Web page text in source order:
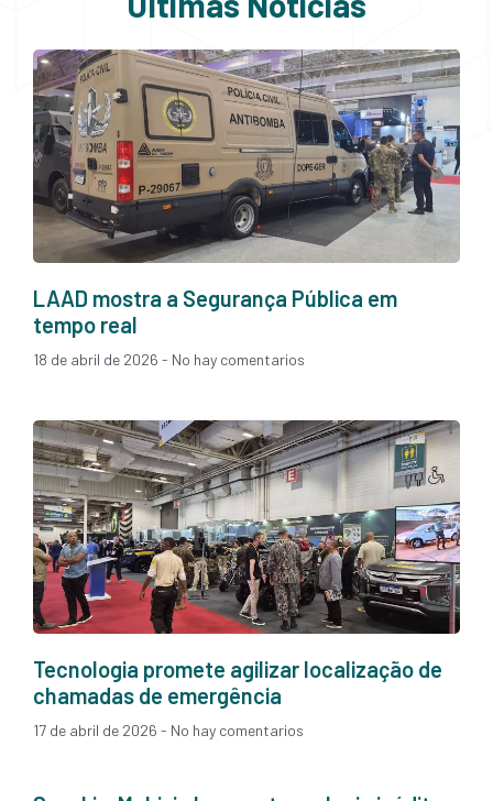
LAAD mostra a Segurança Pública em
tempo real
18 de abril de 2026 No hay comentarios
Tecnologia promete agilizar localização de
chamadas de emergência
17 de abril de 2026 No hay comentarios